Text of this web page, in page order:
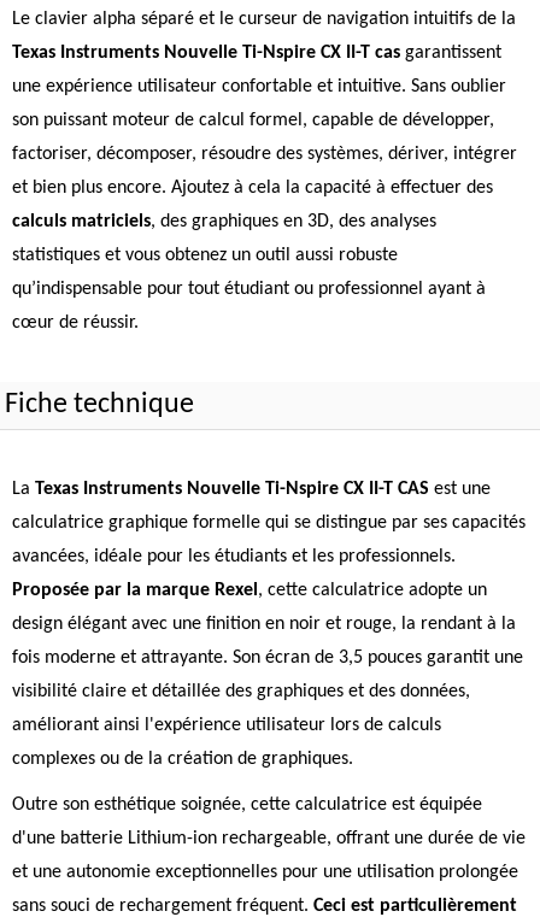
Le clavier alpha séparé et le curseur de navigation intuitifs de la
Texas Instruments Nouvelle Ti-Nspire CX II-T cas garantissent
une expérience utilisateur confortable et intuitive. Sans oublier
son puissant moteur de calcul formel, capable de développer,
factoriser, décomposer, résoudre des systèmes, dériver, intégrer
et bien plus encore. Ajoutez à cela la capacité à effectuer des
calculs matriciels, des graphiques en 3D, des analyses
statistiques et vous obtenez un outil aussi robuste
qu’indispensable pour tout étudiant ou professionnel ayant à
cœur de réussir.
Fiche technique
La Texas Instruments Nouvelle Ti-Nspire CX II-T CAS est une
calculatrice graphique formelle qui se distingue par ses capacités
avancées, idéale pour les étudiants et les professionnels.
Proposée par la marque Rexel , cette calculatrice adopte un
design élégant avec une finition en noir et rouge, la rendant à la
fois moderne et attrayante. Son écran de 3,5 pouces garantit une
visibilité claire et détaillée des graphiques et des données,
améliorant ainsi l'expérience utilisateur lors de calculs
complexes ou de la création de graphiques.
Outre son esthétique soignée, cette calculatrice est équipée
d'une batterie Lithium-ion rechargeable, offrant une durée de vie
et une autonomie exceptionnelles pour une utilisation prolongée
sans souci de rechargement fréquent. Ceci est particulièrement